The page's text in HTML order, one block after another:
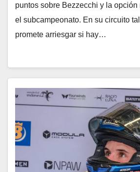
puntos sobre Bezzecchi y la
el subcampeonato. En su circuito
promete arriesgar si hay…